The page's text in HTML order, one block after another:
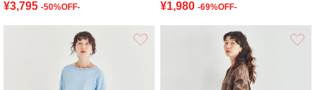
¥3,795 -50%OFF-
¥1,980 -69%OFF-